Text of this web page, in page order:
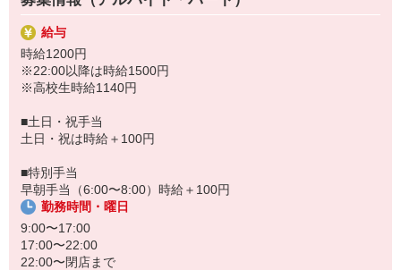
などなど、希望があれば遠慮なくご相談を♪
給与
時給1200円
※22:00以降は時給1500円
※高校生時給1140円
■土日・祝手当
土日・祝は時給＋100円
■特別手当
早朝手当（6:00〜8:00）時給＋100円
勤務時間・曜日
9:00〜17:00
17:00〜22:00
22:00〜閉店まで